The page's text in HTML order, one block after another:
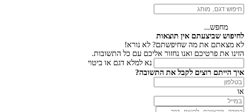
מחפש...
לחיפוש שביצעתם אין תוצאות
לא מצאתם את מה שחיפשתם? לא נורא!
הזינו את פרטיכם ואנו נחזור אליכם עם כל התשובות.
נא למלא דגם או ביטוי
איך הייתם רוצים לקבל את התשובה?
או